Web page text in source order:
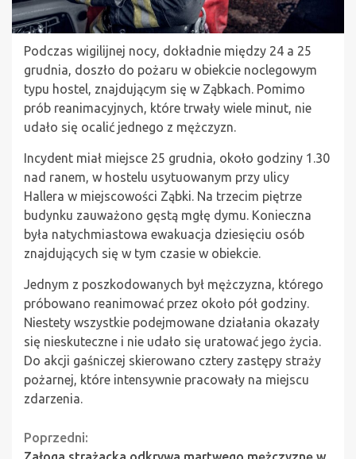
Podczas wigilijnej nocy, dokładnie między 24 a 25
grudnia, doszło do pożaru w obiekcie noclegowym
typu hostel, znajdującym się w Ząbkach. Pomimo
prób reanimacyjnych, które trwały wiele minut, nie
udało się ocalić jednego z mężczyzn.
Incydent miał miejsce 25 grudnia, około godziny 1.30
nad ranem, w hostelu usytuowanym przy ulicy
Hallera w miejscowości Ząbki. Na trzecim piętrze
budynku zauważono gęstą mgłę dymu. Konieczna
była natychmiastowa ewakuacja dziesięciu osób
znajdujących się w tym czasie w obiekcie.
Jednym z poszkodowanych był mężczyzna, którego
próbowano reanimować przez około pół godziny.
Niestety wszystkie podejmowane działania okazały
się nieskuteczne i nie udało się uratować jego życia.
Do akcji gaśniczej skierowano cztery zastępy straży
pożarnej, które intensywnie pracowały na miejscu
zdarzenia.
Continue
Poprzedni: